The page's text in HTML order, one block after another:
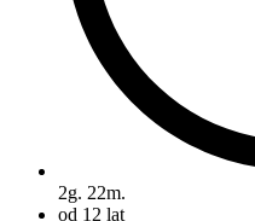
2g. 22m.
od 12 lat